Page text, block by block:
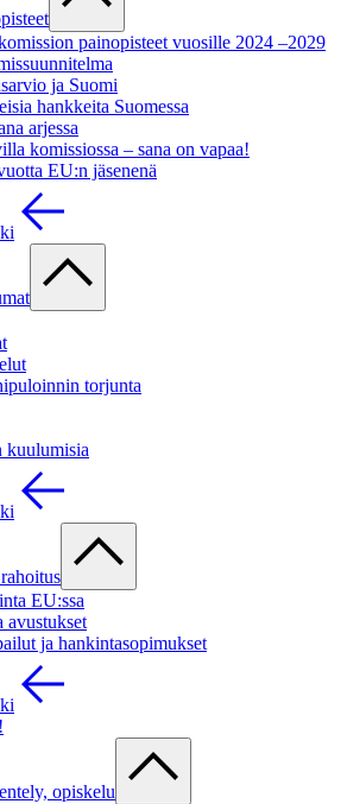
painopisteet vuosille 2024 –2029
ja Suomi
hankkeita Suomessa
arjessa
komissiossa – sana on vapaa!
EU:n jäsenenä
torjunta
kuulumisia
EU:ssa
avustukset
ja hankintasopimukset
opiskelu